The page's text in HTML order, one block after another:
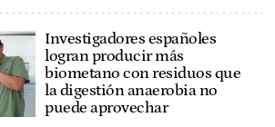
Investigadores españoles
logran producir más
biometano con residuos que
la digestión anaerobia no
puede aprovechar